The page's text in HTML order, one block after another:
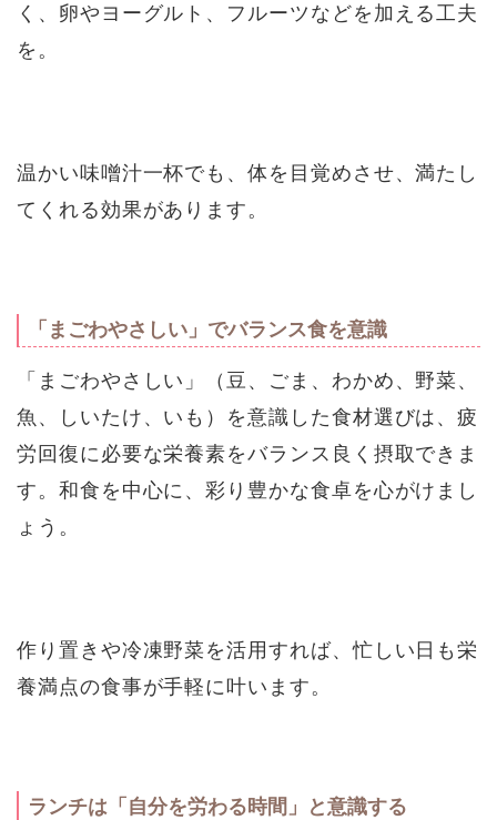
く、卵やヨーグルト、フルーツなどを加える工夫
を。
温かい味噌汁一杯でも、体を目覚めさせ、満たし
てくれる効果があります。
「まごわやさしい」でバランス食を意識
「まごわやさしい」（豆、ごま、わかめ、野菜、
魚、しいたけ、いも）を意識した食材選びは、疲
労回復に必要な栄養素をバランス良く摂取できま
す。和食を中心に、彩り豊かな食卓を心がけまし
ょう。
作り置きや冷凍野菜を活用すれば、忙しい日も栄
養満点の食事が手軽に叶います。
ランチは「自分を労わる時間」と意識する